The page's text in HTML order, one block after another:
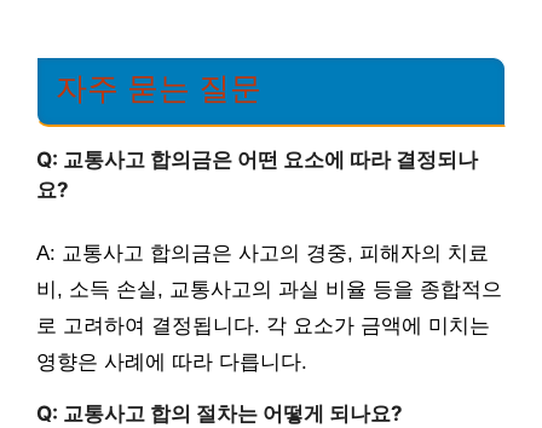
자주 묻는 질문
Q: 교통사고 합의금은 어떤 요소에 따라 결정되나
요?
A: 교통사고 합의금은 사고의 경중, 피해자의 치료
비, 소득 손실, 교통사고의 과실 비율 등을 종합적으
로 고려하여 결정됩니다. 각 요소가 금액에 미치는
영향은 사례에 따라 다릅니다.
Q: 교통사고 합의 절차는 어떻게 되나요?